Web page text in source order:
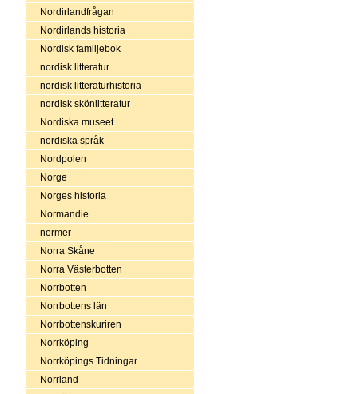
Nordirlandfrågan
Nordirlands historia
Nordisk familjebok
nordisk litteratur
nordisk litteraturhistoria
nordisk skönlitteratur
Nordiska museet
nordiska språk
Nordpolen
Norge
Norges historia
Normandie
normer
Norra Skåne
Norra Västerbotten
Norrbotten
Norrbottens län
Norrbottenskuriren
Norrköping
Norrköpings Tidningar
Norrland